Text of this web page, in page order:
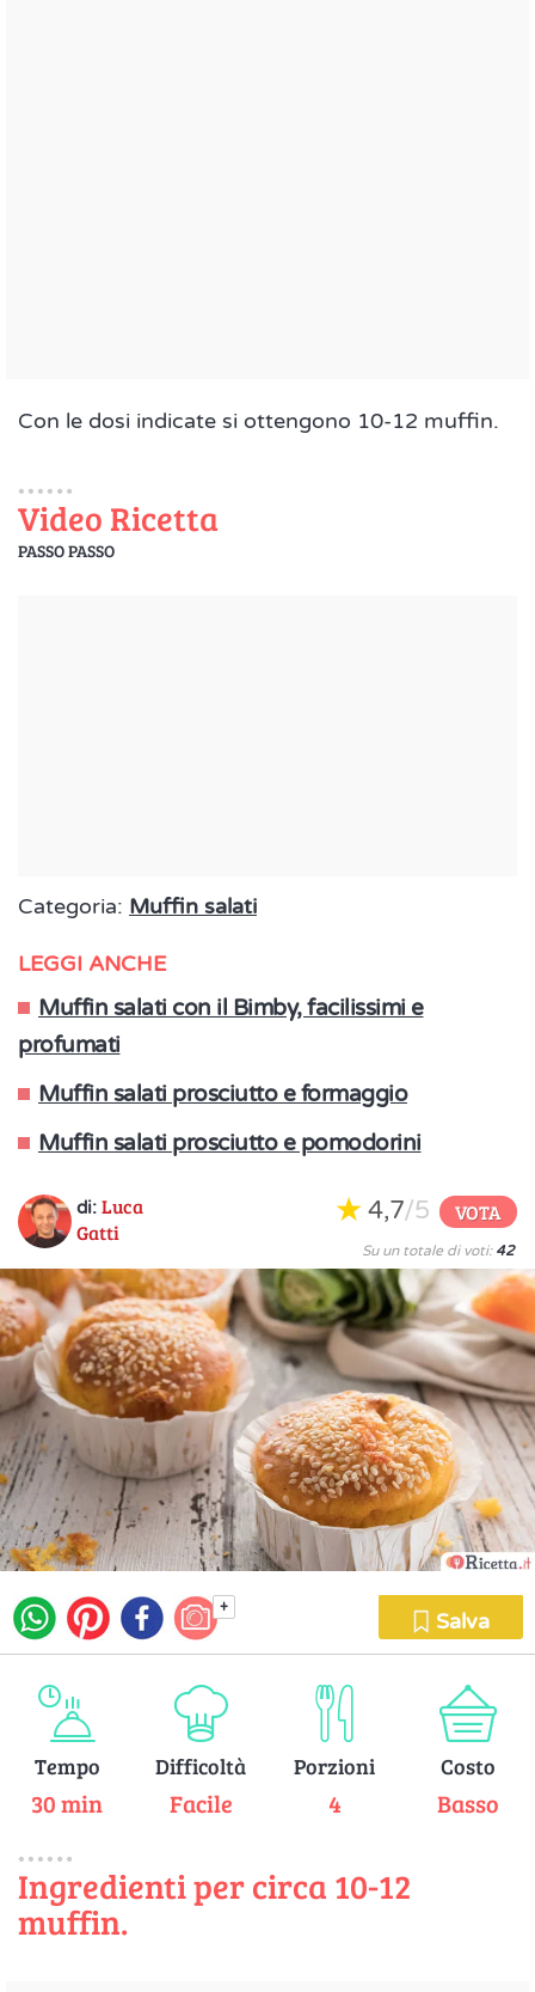
Con le dosi indicate si ottengono 10-12 muffin.
Video Ricetta
PASSO PASSO
Categoria: Muffin salati
LEGGI ANCHE
Muffin salati con il Bimby, facilissimi e
profumati
Muffin salati prosciutto e formaggio
Muffin salati prosciutto e pomodorini
di: Luca
Gatti
4,7/5 VOTA
Su un totale di voti: 42
+
Salva
Tempo
30 min
Difficoltà
Facile
Porzioni
4
Costo
Basso
Ingredienti per circa 10-12
muffin.